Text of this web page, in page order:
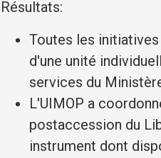
Résultats:
Toutes les
d'une unité
services du
L'UIMOP a
postaccession du
instrument dont